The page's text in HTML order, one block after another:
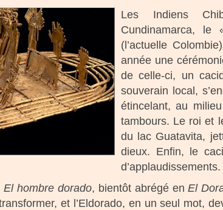
Les Indiens
Cundinamarca, le
(l’actuelle
année une
de celle-ci, un
souverain local,
étincelant, au
tambours. Le roi et
du lac Guatavita,
dieux. Enfin, le
d’applaudissements.
El hombre dorado, bientôt abrégé enEl
et l’Eldorado, en un seul mot,